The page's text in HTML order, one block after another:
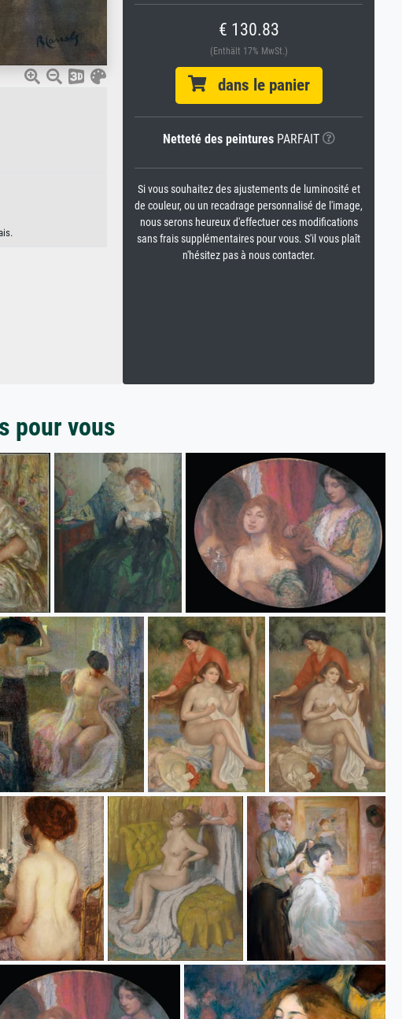
€ 130.83
(Enthält 17% MwSt.)
dans le panier
Netteté des peinturesPARFAIT
Si vous souhaitez des ajustements de luminosité et
de couleur, ou un recadrage personnalisé de l'image,
nous serons heureux d'effectuer ces modifications
sans frais supplémentaires pour vous. S'il vous plaît
n'hésitez pas à nous contacter.
pour vous